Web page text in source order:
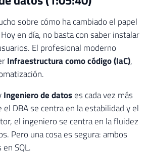
sobre cómo ha cambiado el papel
en día, no basta con saber instalar
El profesional moderno
Infraestructura como código (IaC),
Ingeniero de datoses cada vez más
DBA se centra en la estabilidad y el
el ingeniero se centra en la fluidez
Pero una cosa es segura: ambos
SQL.